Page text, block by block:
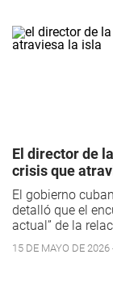
El director de
crisis que
El gobierno
detalló que el
actual” de la
15 DE MAYO DE 2026